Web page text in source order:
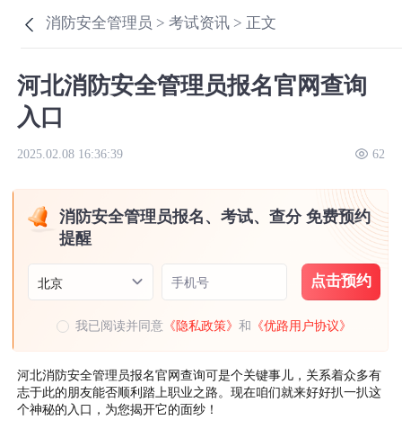
消防安全管理员 >考试资讯 > 正文
河北消防安全管理员报名官网查询
入口
2025.02.08 16:36:39 62
消防安全管理员报名、考试、查分 免费预约
提醒
北京 手机号 点击预约
我已阅读并同意 《隐私政策》和 《优路用户协议》
河北消防安全管理员报名官网查询可是个关键事儿，关系着众多有
志于此的朋友能否顺利踏上职业之路。现在咱们就来好好扒一扒这
个神秘的入口，为您揭开它的面纱！